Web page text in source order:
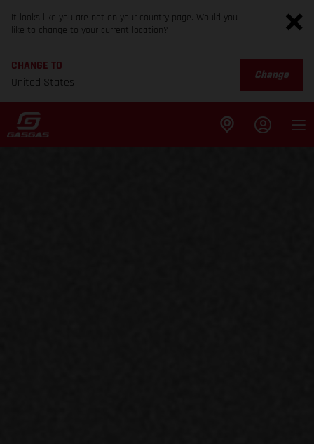
It looks like you are not on your country page. Would you
like to change to your current location?
CHANGE TO
United States
Change